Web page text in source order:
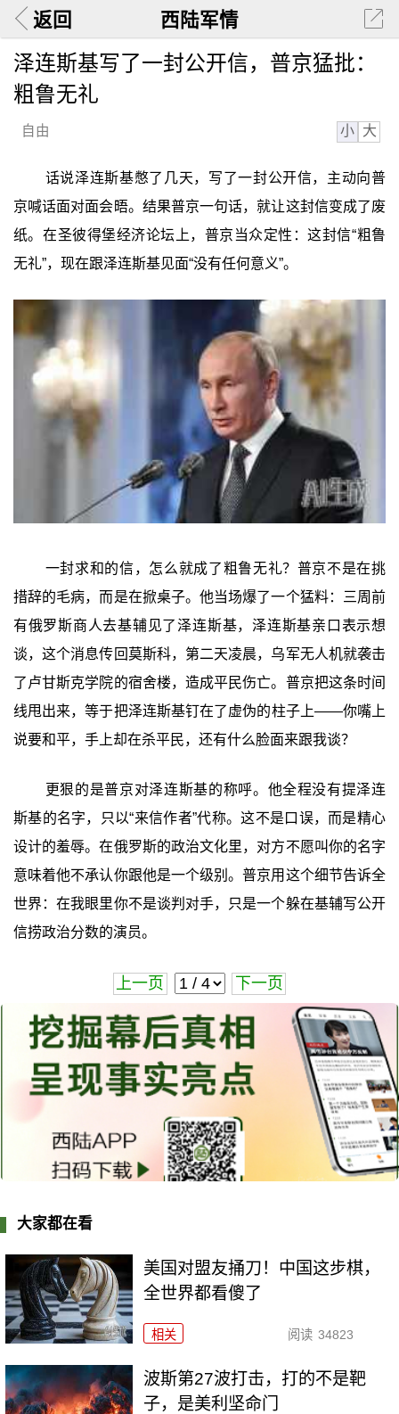
返回 西陆军情
泽连斯基写了一封公开信，普京猛批：
粗鲁无礼
自由 小 大
话说泽连斯基憋了几天，写了一封公开信，主动向普
京喊话面对面会晤。结果普京一句话，就让这封信变成了废
纸。在圣彼得堡经济论坛上，普京当众定性：这封信“粗鲁
无礼”，现在跟泽连斯基见面“没有任何意义”。
一封求和的信，怎么就成了粗鲁无礼？普京不是在挑
措辞的毛病，而是在掀桌子。他当场爆了一个猛料：三周前
有俄罗斯商人去基辅见了泽连斯基，泽连斯基亲口表示想
谈，这个消息传回莫斯科，第二天凌晨，乌军无人机就袭击
了卢甘斯克学院的宿舍楼，造成平民伤亡。普京把这条时间
线甩出来，等于把泽连斯基钉在了虚伪的柱子上——你嘴上
说要和平，手上却在杀平民，还有什么脸面来跟我谈？
更狠的是普京对泽连斯基的称呼。他全程没有提泽连
斯基的名字，只以“来信作者”代称。这不是口误，而是精心
设计的羞辱。在俄罗斯的政治文化里，对方不愿叫你的名字
意味着他不承认你跟他是一个级别。普京用这个细节告诉全
世界：在我眼里你不是谈判对手，只是一个躲在基辅写公开
信捞政治分数的演员。
上一页 下一页
大家都在看
美国对盟友捅刀！中国这步棋，
全世界都看傻了
相关 阅读 34823
波斯第27波打击，打的不是靶
子，是美利坚命门